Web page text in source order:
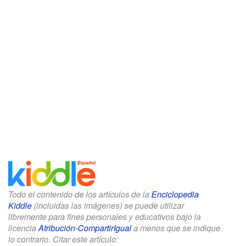
Todo el contenido de los artículos de la Enciclopedia
Kiddle (incluidas las imágenes) se puede utilizar
libremente para fines personales y educativos bajo la
licenciaAtribución-CompartirIguala menos que se indique
lo contrario. Citar este artículo: